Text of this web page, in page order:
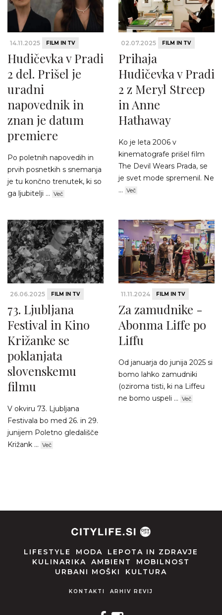
14.11.2025 FILM IN TV
Hudičevka v Pradi
2 del. Prišel je
uradni
napovednik in
znan je datum
premiere
Po poletnih napovedih in
prvih posnetkih s snemanja
je tu končno trenutek, ki so
ga ljubitelji ... Več
02.07.2025 FILM IN TV
Prihaja
Hudičevka v Pradi
2 z Meryl Streep
in Anne
Hathaway
Ko je leta 2006 v
kinematografe prišel film
The Devil Wears Prada, se
je svet mode spremenil. Ne
... Več
26.06.2025 FILM IN TV
73. Ljubljana
Festival in Kino
Križanke se
poklanjata
slovenskemu
filmu
V okviru 73. Ljubljana
Festivala bo med 26. in 29.
junijem Poletno gledališče
Križank ... Več
11.11.2024 FILM IN TV
Za zamudnike -
Abonma Liffe po
Liffu
Od januarja do junija 2025 si
bomo lahko zamudniki
(oziroma tisti, ki na Liffeu
ne bomo uspeli ... Več
LIFESTYLE MODA
LEPOTA IN ZDRAVJE
KULINARIKA
AMBIENT
MOBILNOST
URBANI MOŠKI
KULTURA
KONTAKTI ARHIV REVIJ